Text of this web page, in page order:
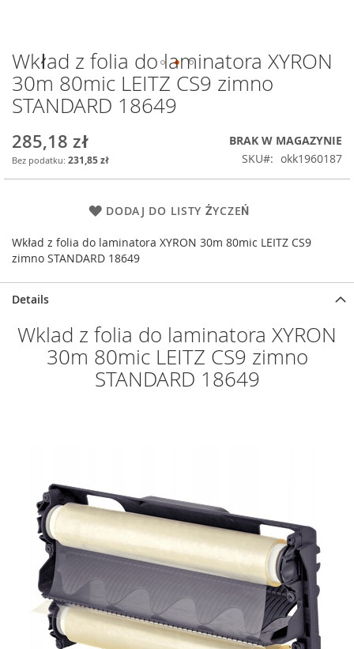
Przejdź
na
początek
galerii
Wkład z folia do laminatora XYRON
30m 80mic LEITZ CS9 zimno
STANDARD 18649
285,18 zł
231,85 zł
BRAK W MAGAZYNIE
SKU
okk1960187
DODAJ DO LISTY ŻYCZEŃ
Wkład z folia do laminatora XYRON 30m 80mic LEITZ CS9
zimno STANDARD 18649
Details
Wklad z folia do laminatora XYRON
30m 80mic LEITZ CS9 zimno
STANDARD 18649